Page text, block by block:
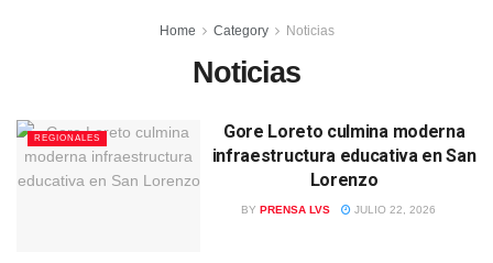
Home Category Noticias
Noticias
REGIONALES
Gore Loreto culmina moderna
infraestructura educativa en San
Lorenzo
BY PRENSA LVS JULIO 22, 2026